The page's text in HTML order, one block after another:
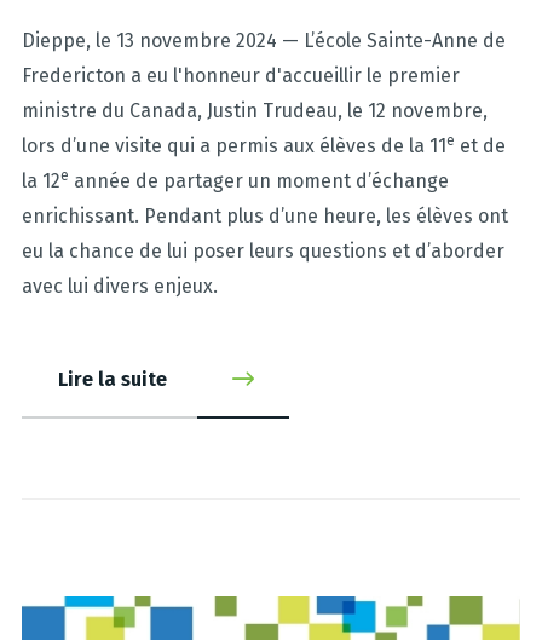
Dieppe, le 13 novembre 2024 — L’école Sainte-Anne de
Fredericton a eu l'honneur d'accueillir le premier
ministre du Canada, Justin Trudeau, le 12 novembre,
lors d’une visite qui a permis aux élèves de la 11e et de
la 12e année de partager un moment d’échange
enrichissant. Pendant plus d’une heure, les élèves ont
eu la chance de lui poser leurs questions et d’aborder
avec lui divers enjeux.
Lire la suite